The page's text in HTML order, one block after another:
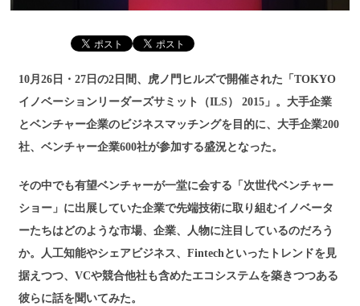
10月26日・27日の2日間、虎ノ門ヒルズで開催された「TOKYO
イノベーションリーダーズサミット（ILS） 2015」。大手企業
とベンチャー企業のビジネスマッチングを目的に、大手企業200
社、ベンチャー企業600社が参加する盛況となった。
その中でも有望ベンチャーが一堂に会する「次世代ベンチャー
ショー」に出展していた企業で先端技術に取り組むイノベータ
ーたちはどのような市場、企業、人物に注目しているのだろう
か。人工知能やシェアビジネス、Fintechといったトレンドを見
据えつつ、VCや競合他社も含めたエコシステムを築きつつある
彼らに話を聞いてみた。